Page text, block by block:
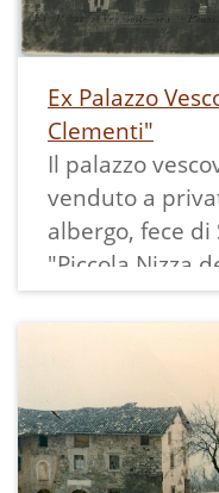
---
Una copia non
cartolina è
SMa-34 presso:
Ex Palazzo
Clementi"
Il palazzo
venduto a
albergo, fece di
"Piccola Nizza
turisti da tutto
Nel 1947
settentrionale
scavo
costruzione
allontanando